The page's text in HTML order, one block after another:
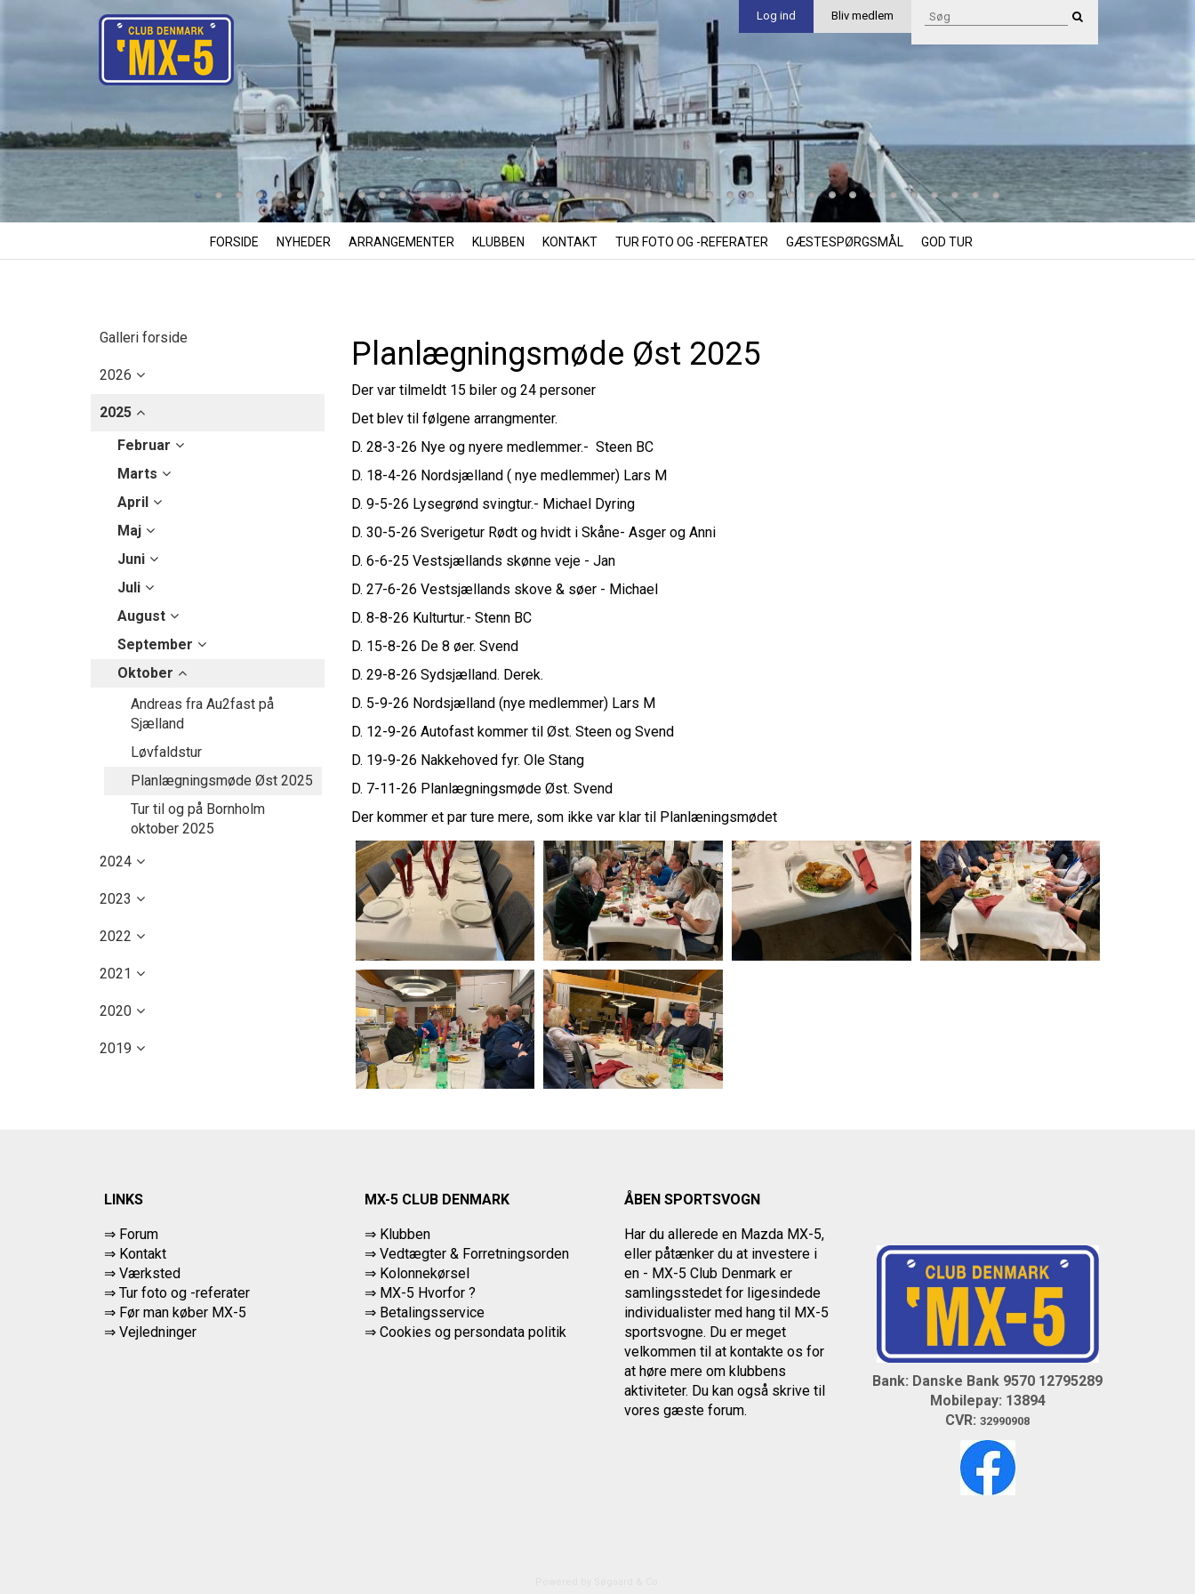
Log ind Bliv medlem
FORSIDE NYHEDER ARRANGEMENTER KLUBBEN KONTAKT TUR FOTO OG -REFERATER GÆSTESPØRGSMÅL GOD TUR
Galleri forside
2026
2025
Februar
Marts
April
Maj
Juni
Juli
August
September
Oktober
Andreas fra Au2fast på
Sjælland
Løvfaldstur
Planlægningsmøde Øst 2025
Tur til og på Bornholm
oktober 2025
2024
2023
2022
2021
2020
2019
Planlægningsmøde Øst 2025
Der var tilmeldt 15 biler og 24 personer
Det blev til følgene arrangmenter.
D. 28-3-26 Nye og nyere medlemmer.- Steen BC
D. 18-4-26 Nordsjælland ( nye medlemmer) Lars M
D. 9-5-26 Lysegrønd svingtur.- Michael Dyring
D. 30-5-26 Sverigetur Rødt og hvidt i Skåne- Asger og Anni
D. 6-6-25 Vestsjællands skønne veje - Jan
D. 27-6-26 Vestsjællands skove & søer - Michael
D. 8-8-26 Kulturtur.- Stenn BC
D. 15-8-26 De 8 øer. Svend
D. 29-8-26 Sydsjælland. Derek.
D. 5-9-26 Nordsjælland (nye medlemmer) Lars M
D. 12-9-26 Autofast kommer til Øst. Steen og Svend
D. 19-9-26 Nakkehoved fyr. Ole Stang
D. 7-11-26 Planlægningsmøde Øst. Svend
Der kommer et par ture mere, som ikke var klar til Planlæningsmødet
LINKS
⇒ Forum
⇒ Kontakt
⇒ Værksted
⇒ Tur foto og -referater
⇒ Før man køber MX-5
⇒ Vejledninger
MX-5 CLUB DENMARK
⇒ Klubben
⇒ Vedtægter & Forretningsorden
⇒ Kolonnekørsel
⇒ MX-5 Hvorfor ?
⇒ Betalingsservice
⇒ Cookies og persondata politik
ÅBEN SPORTSVOGN
Har du allerede en Mazda MX-5,
eller påtænker du at investere i
en - MX-5 Club Denmark er
samlingsstedet for ligesindede
individualister med hang til MX-5
sportsvogne. Du er meget
velkommen til at kontakte os for
at høre mere om klubbens
aktiviteter. Du kan også skrive til
vores gæste forum.
Bank: Danske Bank 9570 12795289
Mobilepay: 13894
CVR:32990908